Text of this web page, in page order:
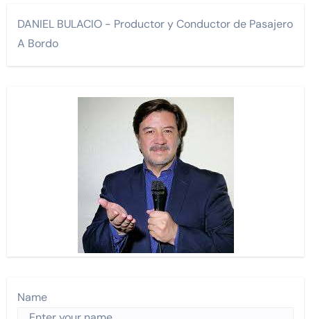
DANIEL BULACIO - Productor y Conductor de Pasajero
A Bordo
Name